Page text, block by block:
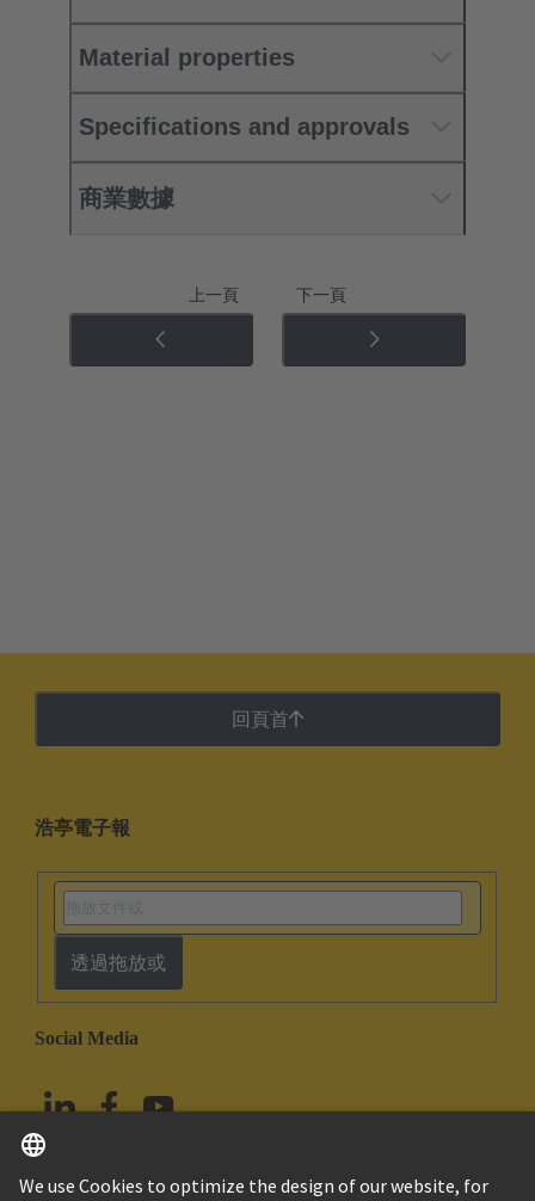
Material properties
Specifications and approvals
商業數據
上一頁 下一頁
回頁首
浩亭電子報
透過拖放或
Social Media